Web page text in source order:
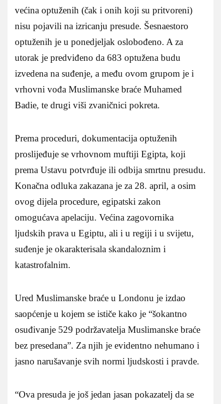
većina optuženih (čak i onih koji su pritvoreni)
nisu pojavili na izricanju presude. Šesnaestoro
optuženih je u ponedjeljak oslobođeno. A za
utorak je predviđeno da 683 optužena budu
izvedena na suđenje, a među ovom grupom je i
vrhovni vođa Muslimanske braće Muhamed
Badie, te drugi viši zvaničnici pokreta.
Prema proceduri, dokumentacija optuženih
proslijeđuje se vrhovnom muftiji Egipta, koji
prema Ustavu potvrđuje ili odbija smrtnu presudu.
Konačna odluka zakazana je za 28. april, a osim
ovog dijela procedure, egipatski zakon
omogućava apelaciju. Većina zagovornika
ljudskih prava u Egiptu, ali i u regiji i u svijetu,
suđenje je okarakterisala skandaloznim i
katastrofalnim.
Ured Muslimanske braće u Londonu je izdao
saopćenje u kojem se ističe kako je “šokantno
osuđivanje 529 podržavatelja Muslimanske braće
bez presedana”. Za njih je evidentno nehumano i
jasno narušavanje svih normi ljudskosti i pravde.
“Ova presuda je još jedan jasan pokazatelj da se